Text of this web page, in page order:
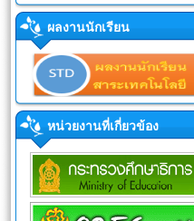
ผลงานนักเรียน
หน่วยงานที่เกี่ยวข้อง